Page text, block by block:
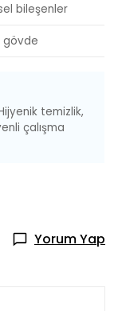
bileşenler
gövde
temizlik,
çalışma
Yorum Yap